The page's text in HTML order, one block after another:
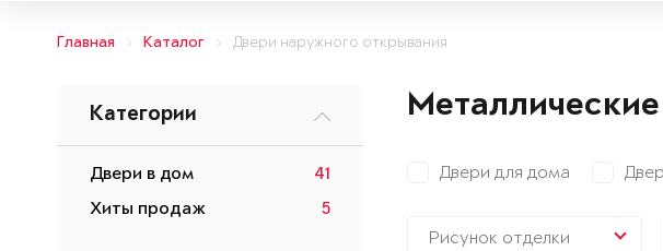
Главная Каталог Двери наружного открывания
Категории
Двери в дом
41
Хиты продаж
5
Двери для дома
Рисунок отделки